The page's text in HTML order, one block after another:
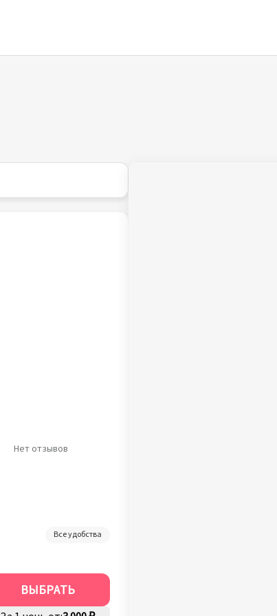
Нет отзывов
Все удобства
ВЫБРАТЬ